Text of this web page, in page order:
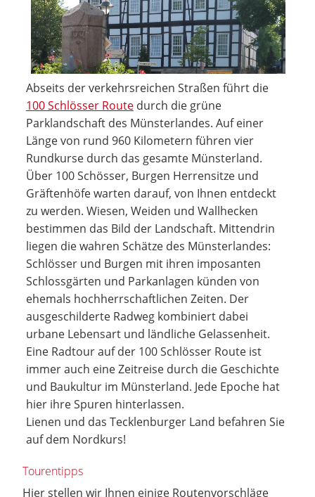
Abseits der verkehrsreichen Straßen führt die
100 Schlösser Routedurch die grüne
Parklandschaft des Münsterlandes. Auf einer
Länge von rund 960 Kilometern führen vier
Rundkurse durch das gesamte Münsterland.
Über 100 Schösser, Burgen Herrensitze und
Gräftenhöfe warten darauf, von Ihnen entdeckt
zu werden. Wiesen, Weiden und Wallhecken
bestimmen das Bild der Landschaft. Mittendrin
liegen die wahren Schätze des Münsterlandes:
Schlösser und Burgen mit ihren imposanten
Schlossgärten und Parkanlagen künden von
ehemals hochherrschaftlichen Zeiten. Der
ausgeschilderte Radweg kombiniert dabei
urbane Lebensart und ländliche Gelassenheit.
Eine Radtour auf der 100 Schlösser Route ist
immer auch eine Zeitreise durch die Geschichte
und Baukultur im Münsterland. Jede Epoche hat
hier ihre Spuren hinterlassen.
Lienen und das Tecklenburger Land befahren Sie
auf dem Nordkurs!
Tourentipps
Hier stellen wir Ihnen einige Routenvorschläge